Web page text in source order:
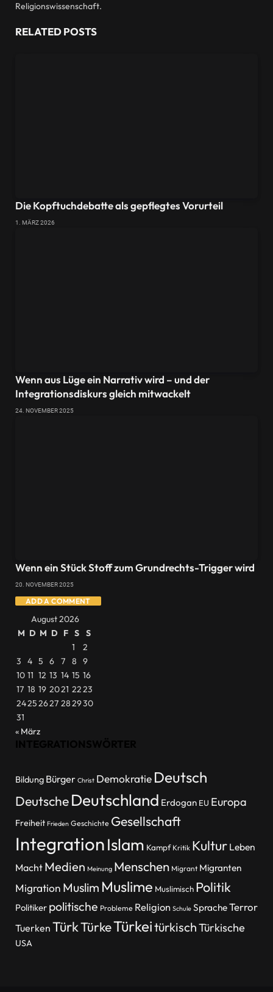
Religionswissenschaft.
RELATEDPOSTS
Die Kopftuchdebatte als gepflegtes Vorurteil
1. MÄRZ 2026
Wenn aus Lüge ein Narrativ wird – und der
Integrationsdiskurs gleich mitwackelt
24. NOVEMBER 2025
Wenn ein Stück Stoff zum Grundrechts-Trigger wird
20. NOVEMBER 2025
ADD A COMMENT
August 2026
M D M D F S
S
1
2
3
4 5 6 7 8
9
10 11 12 13 14 15 16
17 18 19 2021 2223
24252627 282930
31
« März
Bildung Bürger Christ Demokratie Deutsch
DeutscheDeutschland Erdogan EU Europa
Freiheit Frieden Geschichte Gesellschaft
IntegrationIslam Kampf Kritik Kultur Leben
Macht Medien Meinung Menschen Migrant Migranten
Migration Muslim Muslime Muslimisch Politik
Politiker politische Probleme Religion Schule SpracheTerror
Tuerken TürkTürkeTürkeitürkischTürkische
USA